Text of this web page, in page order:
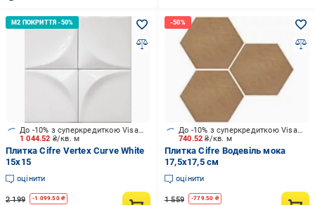
1 044.52 ₴/кв. м
До -10% з суперкредиткою Visa Вигода
Плитка Cifre Vertex Curve White
15x15
оцінити
2 199 -1 099.50₴
740.52₴/кв. м
До -10% з суперкредиткою Visa Вигода
Плитка Cifre Водевіль мока
17,5x17,5 см
оцінити
1 559 -779.50 ₴